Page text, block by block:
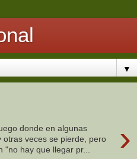
▼
›
donde en algunas
otras veces se pierde, pero
"no hay que llegar pr...